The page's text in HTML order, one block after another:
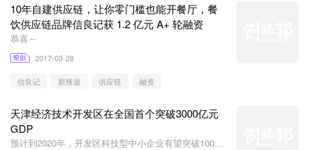
10年自建供应链，让你零门槛也能开餐厅，餐
饮供应链品牌信良记获 1.2 亿元 A+ 轮融资
恭喜～
2017-03-28
信良记 新辣道 供应链 融资
天津经济技术开发区在全国首个突破3000亿元
GDP
预计到2020年，开发区科技型中小企业有望突破10000